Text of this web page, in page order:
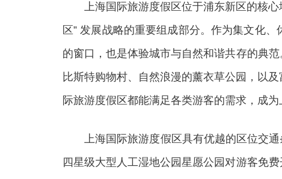
上海国际旅游度假区位于浦东新区的核心
区” 发展战略的重要组成部分。作为集文化
的窗口，也是体验城市与自然和谐共存的典
比斯特购物村、自然浪漫的薰衣草公园，以
际旅游度假区都能满足各类游客的需求，成
上海国际旅游度假区具有优越的区位交通
四星级大型人工湿地公园星愿公园对游客免